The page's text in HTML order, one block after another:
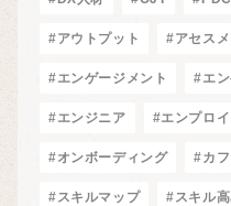
#アウトプット #アセス
#エンゲージメント #エ
#エンジニア #エンプロ
#オンボーディング #カ
#スキルマップ #スキル